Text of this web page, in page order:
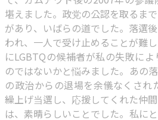
堪えました。政党の公認を取るま
があり、いばらの道でした。落選
われ、一人で受け止めることが難
にLGBTQの候補者が私の失敗に
のではないかと悩みました。あの
の政治からの退場を余儀なくされ
繰上げ当選し、応援してくれた仲
は、素晴らしいことでした。私に